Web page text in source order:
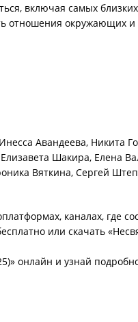
включая самых
отношения окружающих
Авандеева, Никита
Шакира, Елена
Вяткина, Сергей
каналах, где
или скачать
онлайн и узнай